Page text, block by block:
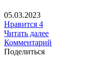
05.03.2023
Нравится 4
Читать далее
Комментарий
Поделиться